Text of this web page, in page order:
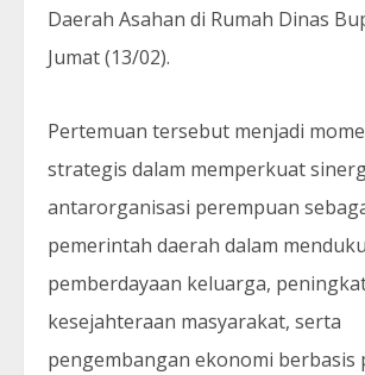
Daerah Asahan di Rumah Dinas
Jumat (13/02).
Pertemuan tersebut menjadi
strategis dalam memperkuat
antarorganisasi perempuan
pemerintah daerah dalam
pemberdayaan keluarga,
kesejahteraan masyarakat, serta
pengembangan ekonomi berbasis